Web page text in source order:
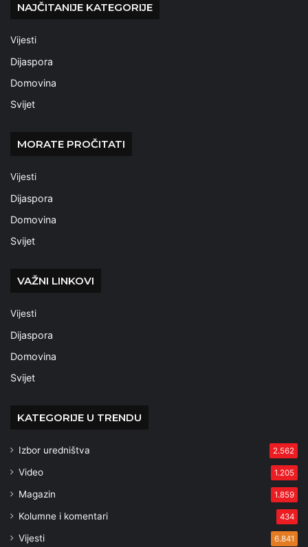
NAJČITANIJE KATEGORIJE
Vijesti
Dijaspora
Domovina
Svijet
MORATE PROČITATI
Vijesti
Dijaspora
Domovina
Svijet
VAŽNI LINKOVI
Vijesti
Dijaspora
Domovina
Svijet
KATEGORIJE U TRENDU
Izbor uredništva 2.562
Video 1.205
Magazin 1.859
Kolumne i komentari 434
Vijesti 6.841